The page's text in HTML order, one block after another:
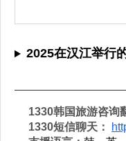
2025在汉江举行
1330韩国旅游咨询
1330短信聊天：